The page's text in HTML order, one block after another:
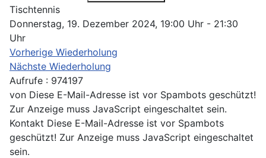
Tischtennis
Donnerstag, 19. Dezember 2024, 19:00 Uhr - 21:30
Uhr
Vorherige Wiederholung
Nächste Wiederholung
Aufrufe : 974197
von Diese E-Mail-Adresse ist vor Spambots geschützt!
Zur Anzeige muss JavaScript eingeschaltet sein.
Kontakt Diese E-Mail-Adresse ist vor Spambots
geschützt! Zur Anzeige muss JavaScript eingeschaltet
sein.